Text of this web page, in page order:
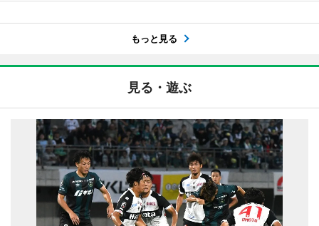
もっと見る
見る・遊ぶ